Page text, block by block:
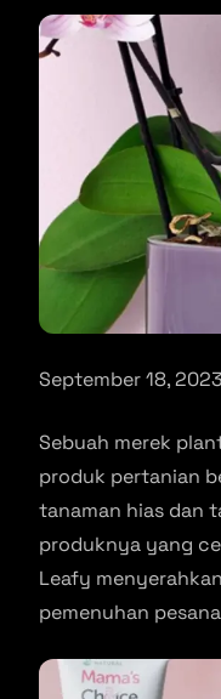
September 18, 2023
Sebuah merek
produk pertanian
tanaman hias dan
produknya yang
Leafy
pemenuhan